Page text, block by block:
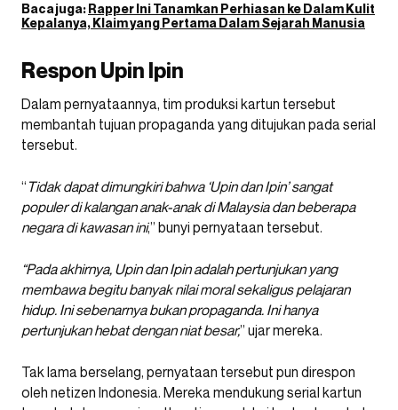
Baca juga:Rapper Ini Tanamkan Perhiasan ke Dalam Kulit
Kepalanya, Klaim yang Pertama Dalam Sejarah Manusia
Respon Upin Ipin
Dalam pernyataannya, tim produksi kartun tersebut
membantah tujuan propaganda yang ditujukan pada serial
tersebut.
“ Tidak dapat dimungkiri bahwa ‘Upin dan Ipin’ sangat
populer di kalangan anak-anak di Malaysia dan beberapa
negara di kawasan ini,” bunyi pernyataan tersebut.
“Pada akhirnya, Upin dan Ipin adalah pertunjukan yang
membawa begitu banyak nilai moral sekaligus pelajaran
hidup. Ini sebenarnya bukan propaganda. Ini hanya
pertunjukan hebat dengan niat besar,” ujar mereka.
Tak lama berselang, pernyataan tersebut pun direspon
oleh netizen Indonesia. Mereka mendukung serial kartun